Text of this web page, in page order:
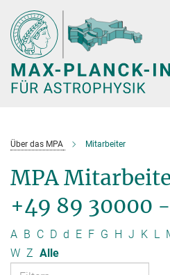
Hauptinhalt
Über das MPA Mitarbeiter
MPA
+49 89 30000
A B C D d E F G H J K L
W Z Alle